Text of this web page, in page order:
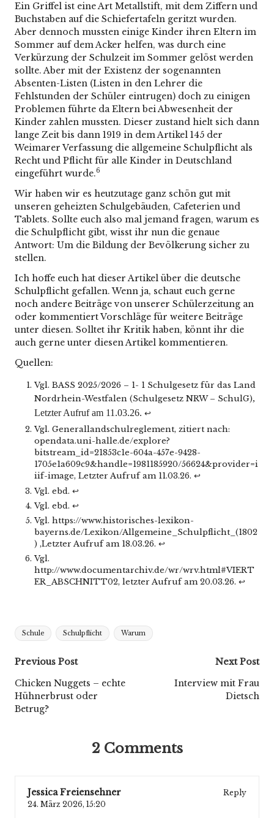
Ein Griffel ist eine Art Metallstift, mit dem Ziffern und
Buchstaben auf die Schiefertafeln geritzt wurden.
Aber dennoch mussten einige Kinder ihren Eltern im
Sommer auf dem Acker helfen, was durch eine
Verkürzung der Schulzeit im Sommer gelöst werden
sollte. Aber mit der Existenz der sogenannten
Absenten-Listen (Listen in den Lehrer die
Fehlstunden der Schüler eintrugen) doch zu einigen
Problemen führte da Eltern bei Abwesenheit der
Kinder zahlen mussten. Dieser zustand hielt sich dann
lange Zeit bis dann 1919 in dem Artikel 145 der
Weimarer Verfassung die allgemeine Schulpflicht als
Recht und Pflicht für alle Kinder in Deutschland
eingeführt wurde.6
Wir haben wir es heutzutage ganz schön gut mit
unseren geheizten Schulgebäuden, Cafeterien und
Tablets. Sollte euch also mal jemand fragen, warum es
die Schulpflicht gibt, wisst ihr nun die genaue
Antwort: Um die Bildung der Bevölkerung sicher zu
stellen.
Ich hoffe euch hat dieser Artikel über die deutsche
Schulpflicht gefallen. Wenn ja, schaut euch gerne
noch andere Beiträge von unserer Schülerzeitung an
oder kommentiert Vorschläge für weitere Beiträge
unter diesen. Solltet ihr Kritik haben, könnt ihr die
auch gerne unter diesen Artikel kommentieren.
Quellen:
Vgl. BASS 2025/2026 – 1- 1 Schulgesetz für das Land
Nordrhein-Westfalen (Schulgesetz NRW – SchulG),
Letzter Aufruf am 11.03.26. ↩︎
Vgl. Generallandschulreglement, zitiert nach:
opendata.uni-halle.de/explore?
bitstream_id=21853c1e-604a-457e-9428-
1705e1a609c9&handle=1981185920/56624&provider=i
iif-image, Letzter Aufruf am 11.03.26. ↩︎
Vgl. ebd. ↩︎
Vgl. ebd. ↩︎
Vgl. https://www.historisches-lexikon-
bayerns.de/Lexikon/Allgemeine_Schulpflicht_(1802
) ,Letzter Aufruf am 18.03.26. ↩︎
Vgl.
http://www.documentarchiv.de/wr/wrv.html#VIERT
ER_ABSCHNITT02, letzter Aufruf am 20.03.26. ↩︎
Tags:
Schule Schulpflicht Warum
Post
navigation
Previous Post
Chicken Nuggets – echte
Hühnerbrust oder
Betrug?
Next Post
Interview mit Frau
Dietsch
2 Comments
Jessica Freiensehner
Reply
24. März 2026, 15:20